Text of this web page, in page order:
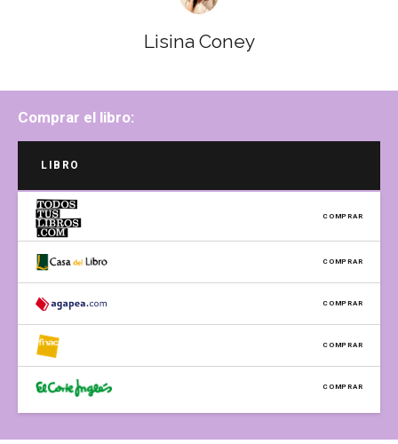
Lisina Coney
Comprar el libro:
LIBRO
COMPRAR
COMPRAR
COMPRAR
COMPRAR
COMPRAR